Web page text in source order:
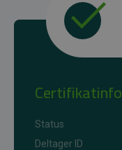
Certifikatinfo
Status
Deltager ID